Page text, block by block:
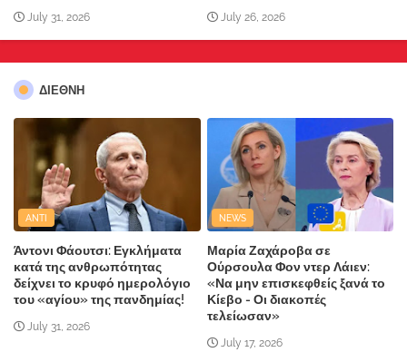
July 31, 2026 July 26, 2026
ΔΙΕΘΝΗ
ANTI
Άντονι Φάουτσι: Εγκλήματα
κατά της ανθρωπότητας
δείχνει το κρυφό ημερολόγιο
του «αγίου» της πανδημίας!
July 31, 2026
NEWS
Μαρία Ζαχάροβα σε
Ούρσουλα Φον ντερ Λάιεν:
«Να μην επισκεφθείς ξανά το
Κίεβο - Οι διακοπές
τελείωσαν»
July 17, 2026